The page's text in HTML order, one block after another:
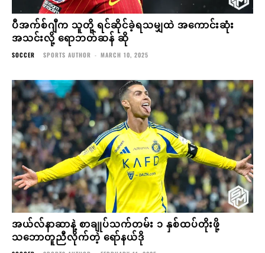
ပီအက်စ်ဂျီက သူတို့ ရင်ဆိုင်ခဲ့ရသမျှထဲ အကောင်းဆုံး
အသင်းလို့ ရောဘတ်ဆန် ဆို
SOCCER SPORTS AUTHOR - MARCH 10, 2025
အယ်လ်နာဆာနဲ့ စာချုပ်သက်တမ်း ၁ နှစ်ထပ်တိုးဖို့
သဘောတူညီလိုက်တဲ့ ရော်နယ်ဒို